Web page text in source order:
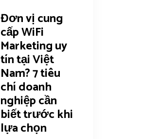
Đơn vị cung
cấp WiFi
Marketing uy
tín tại Việt
Nam? 7 tiêu
chí doanh
nghiệp cần
biết trước khi
lựa chọn